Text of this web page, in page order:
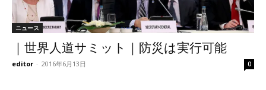
ニュース
｜世界人道サミット｜防災は実行可能
editor - 2016年6月13日 0